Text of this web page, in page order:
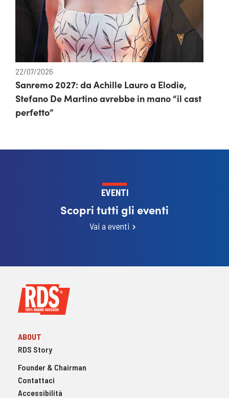
22/07/2026
Sanremo 2027: da Achille Lauro a Elodie,
Stefano De Martino avrebbe in mano “il cast
perfetto”
EVENTI
Scopri tutti gli eventi
Vai a eventi
ABOUT
RDS Story
Founder & Chairman
Contattaci
Accessibilità